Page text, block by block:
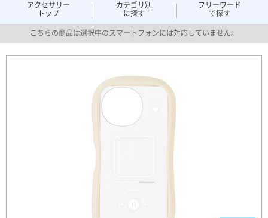
アクセサリー
トップ
カテゴリ別
に探す
フリーワード
で探す
こちらの商品は選択中のスマートフォンには対応していません。